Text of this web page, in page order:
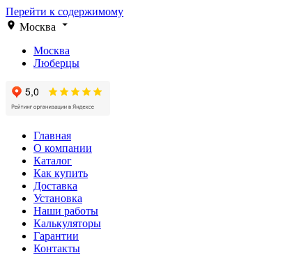
Перейти к содержимому
Москва
Москва
Люберцы
Главная
О компании
Каталог
Как купить
Доставка
Установка
Наши работы
Калькуляторы
Гарантии
Контакты